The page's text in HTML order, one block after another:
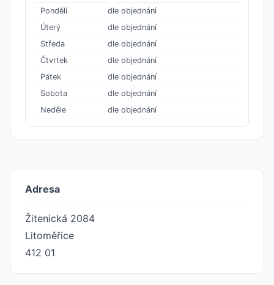
Pondělí
dle objednání
Úterý
dle objednání
Středa
dle objednání
Čtvrtek
dle objednání
Pátek
dle objednání
Sobota
dle objednání
Neděle
dle objednání
Adresa
Žitenická 2084
Litoměřice
412 01